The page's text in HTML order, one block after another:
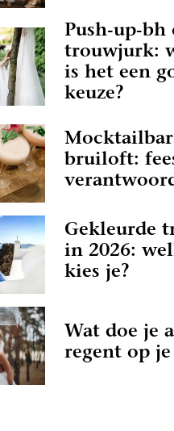
Push-up-bh
trouwjurk:
is het een
keuze?
bruiloft:
Gekleurde
in 2026:
kies je?
Wat doe je
regent op